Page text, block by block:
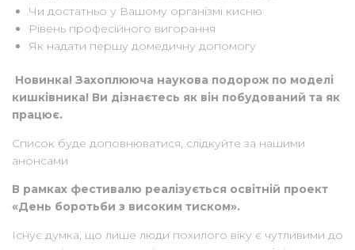
Чи достатньо у Вашому організмі кисню
Рівень професійного вигорання
Як надати першу домедичну допомогу
Новинка! Захоплююча наукова подорож по моделі
кишківника! Ви дізнаєтесь як він побудований та як
працює.
Список буде доповнюватися, слідкуйте за нашими
анонсами
В рамках фестивалю реалізується освітній проект
«День боротьби з високим тиском».
Існує думка, що лише люди похилого віку є чутливими до